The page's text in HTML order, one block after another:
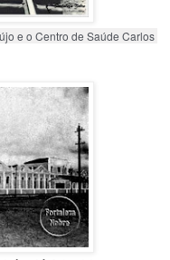
e o Centro de Saúde Carlos